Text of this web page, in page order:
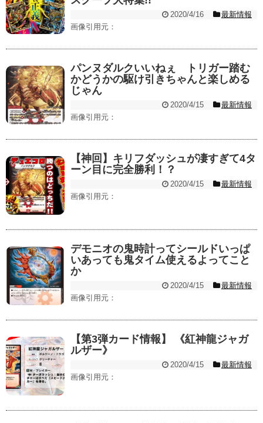
2020/4/16
最新情報
画像引用元：
パンヌダルクいいねぇ トリガー踏む
かどうかの駆け引きちゃんと楽しめる
じゃん
2020/4/15
最新情報
画像引用元：
【神回】キリフダッシュが凄すぎて4タ
ーン目に完全勝利！？
2020/4/15
最新情報
画像引用元：
デモニオの鬼時計ってシールドいっぱ
いあっても鬼タイム使えるよってこと
か
2020/4/15
最新情報
画像引用元：
【第3弾カード情報】 《紅神龍ジャガ
ルザー》
2020/4/15
最新情報
画像引用元：